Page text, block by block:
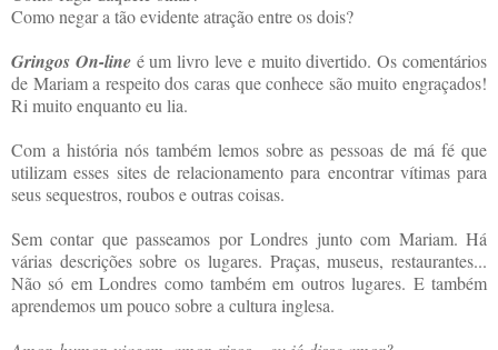
Como negar a tão evidente atração entre os dois?
Gringos On-line é um livro leve e muito divertido. Os comentários
de Mariam a respeito dos caras que conhece são muito engraçados!
Ri muito enquanto eu lia.
Com a história nós também lemos sobre as pessoas de má fé que
utilizam esses sites de relacionamento para encontrar vítimas para
seus sequestros, roubos e outras coisas.
Sem contar que passeamos por Londres junto com Mariam. Há
várias descrições sobre os lugares. Praças, museus, restaurantes...
Não só em Londres como também em outros lugares. E também
aprendemos um pouco sobre a cultura inglesa.